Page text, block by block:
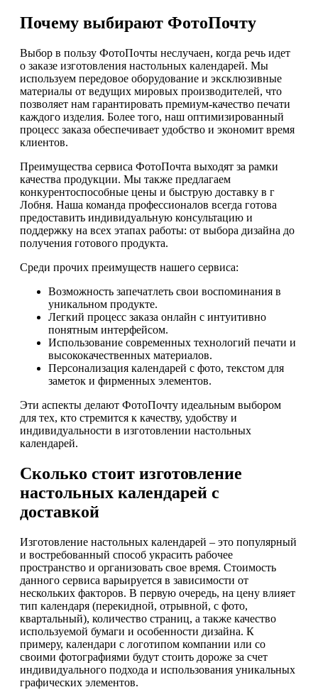
Почему выбирают ФотоПочту
Выбор в пользу ФотоПочты неслучаен, когда речь идет
о заказе изготовления настольных календарей. Мы
используем передовое оборудование и эксклюзивные
материалы от ведущих мировых производителей, что
позволяет нам гарантировать премиум-качество печати
каждого изделия. Более того, наш оптимизированный
процесс заказа обеспечивает удобство и экономит время
клиентов.
Преимущества сервиса ФотоПочта выходят за рамки
качества продукции. Мы также предлагаем
конкурентоспособные цены и быструю доставку в г
Лобня. Наша команда профессионалов всегда готова
предоставить индивидуальную консультацию и
поддержку на всех этапах работы: от выбора дизайна до
получения готового продукта.
Среди прочих преимуществ нашего сервиса:
Возможность запечатлеть свои воспоминания в
уникальном продукте.
Легкий процесс заказа онлайн с интуитивно
понятным интерфейсом.
Использование современных технологий печати и
высококачественных материалов.
Персонализация календарей с фото, текстом для
заметок и фирменных элементов.
Эти аспекты делают ФотоПочту идеальным выбором
для тех, кто стремится к качеству, удобству и
индивидуальности в изготовлении настольных
календарей.
Сколько стоит изготовление
настольных календарей с
доставкой
Изготовление настольных календарей – это популярный
и востребованный способ украсить рабочее
пространство и организовать свое время. Стоимость
данного сервиса варьируется в зависимости от
нескольких факторов. В первую очередь, на цену влияет
тип календаря (перекидной, отрывной, с фото,
квартальный), количество страниц, а также качество
используемой бумаги и особенности дизайна. К
примеру, календари с логотипом компании или со
своими фотографиями будут стоить дороже за счет
индивидуального подхода и использования уникальных
графических элементов.